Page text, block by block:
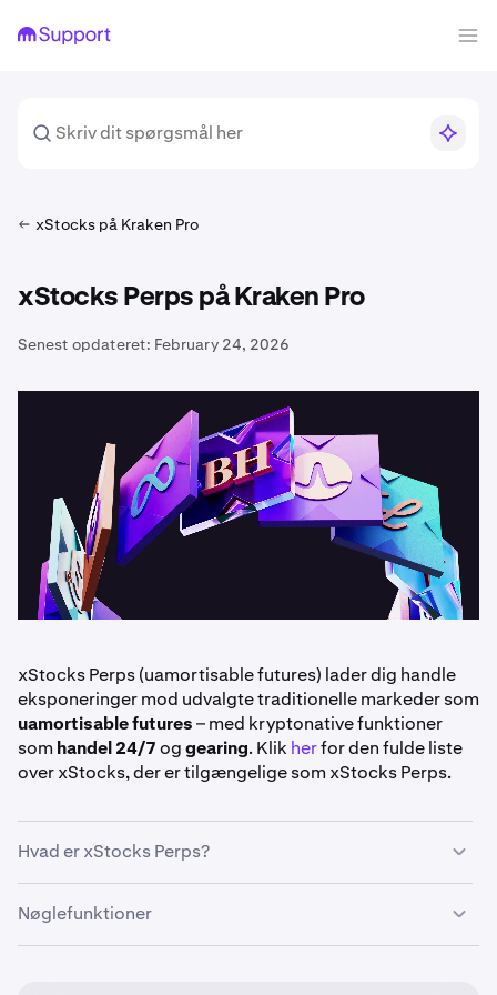
xStocks på Kraken Pro
xStocks Perps på Kraken Pro
Senest opdateret: February 24, 2026
xStocks Perps (uamortisable futures) lader dig handle
eksponeringer mod udvalgte traditionelle markeder som
uamortisable futures– med kryptonative funktioner
som handel 24/7oggearing. Klik herfor den fulde liste
over xStocks, der er tilgængelige som xStocks Perps.
Hvad er xStocks Perps?
xStocks Perps er
der følger prisen på visse store markedsbenchmarks,
såsom:
Nøglefunktioner